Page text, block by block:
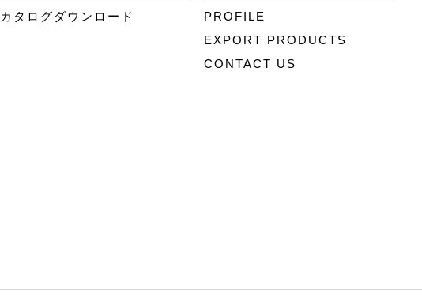
カタログダウンロード
PROFILE
EXPORT PRODUCTS
CONTACT US